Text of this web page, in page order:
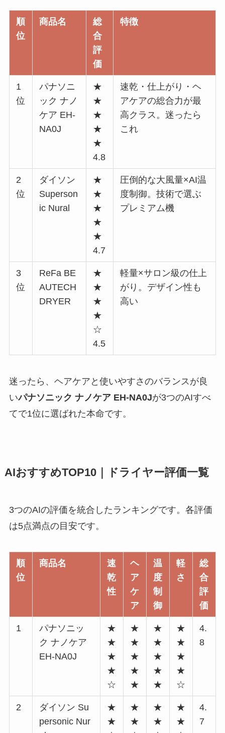
順
位
商品名
総
合
評
価
特徴
1
位
パナソニ
ック ナノ
ケア EH-
NA0J
★
★
★
★
★
4.8
速乾・仕上がり・ヘ
アケアの総合力が最
高クラス。迷ったら
これ
2
位
ダイソン
Superson
ic Nural
★
★
★
★
★
4.7
圧倒的な大風量×AI温
度制御。技術で選ぶ
プレミアム機
3
位
ReFa BE
AUTECH
DRYER
★
★
★
★
☆
4.5
軽量×サロン級の仕上
がり。デザイン性も
高い
迷ったら、ヘアケアと使いやすさのバランスが良
いパナソニック ナノケア EH-NA0Jが3つのAIすべ
てで1位に選ばれた本命です。
AIおすすめTOP10｜ドライヤー評価一覧
3つのAIの評価を統合したランキングです。各評価
は5点満点の目安です。
順
位
商品名
速
乾
性
ヘ
ア
ケ
ア
温
度
制
御
軽
さ
総
合
評
価
1
パナソニッ
ク ナノケア
EH-NA0J
★
★
★
★
☆
★
★
★
★
★
★
★
★
★
★
★
★
★
★
☆
4.
8
2
ダイソン Su
personic Nur
★
★
★
★
★
★
★
★
4.
7